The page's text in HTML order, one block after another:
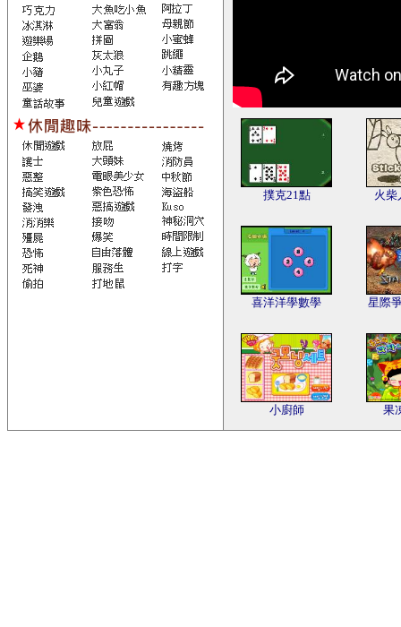
撲克21點 火柴
喜洋洋學數學 星際
小廚師 果